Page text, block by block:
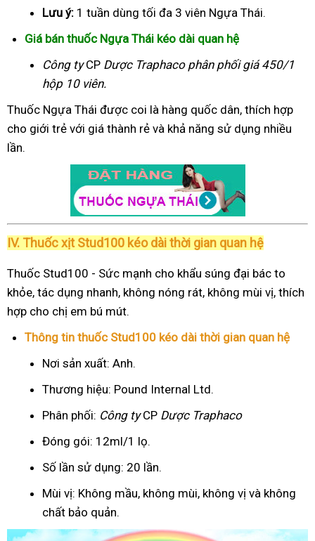
Lưu ý: 1 tuần dùng tối đa 3 viên Ngựa Thái.
Giá bán thuốc Ngựa Thái kéo dài quan hệ
Công tyCP Dược Traphacophân phối giá 450/1
hộp 10 viên.
Thuốc Ngựa Thái được coi là hàng quốc dân, thích hợp
cho giới trẻ với giá thành rẻ và khả năng sử dụng nhiều
lần.
IV. Thuốc xịt Stud100 kéo dài thời gian quan hệ
Thuốc Stud100 - Sức mạnh cho khẩu súng đại bác to
khỏe, tác dụng nhanh, không nóng rát, không mùi vị, thích
hợp cho chị em bú mút.
Thông tin thuốc Stud100 kéo dài thời gian quan hệ
Nơi sản xuất: Anh.
Thương hiệu: Pound Internal Ltd.
Phân phối: Công tyCP Dược Traphaco
Đóng gói: 12ml/1 lọ.
Số lần sử dụng: 20 lần.
Mùi vị: Không mầu, không mùi, không vị và không
chất bảo quản.